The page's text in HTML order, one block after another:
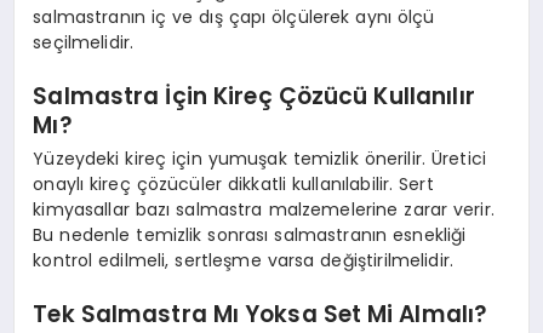
salmastranın iç ve dış çapı ölçülerek aynı ölçü
seçilmelidir.
Salmastra İçin Kireç Çözücü Kullanılır
Mı?
Yüzeydeki kireç için yumuşak temizlik önerilir. Üretici
onaylı kireç çözücüler dikkatli kullanılabilir. Sert
kimyasallar bazı salmastra malzemelerine zarar verir.
Bu nedenle temizlik sonrası salmastranın esnekliği
kontrol edilmeli, sertleşme varsa değiştirilmelidir.
Tek Salmastra Mı Yoksa Set Mi Almalı?